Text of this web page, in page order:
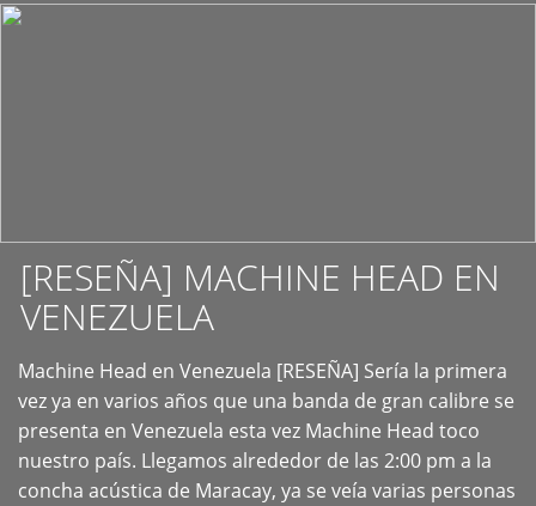
[RESEÑA] MACHINE HEAD EN
VENEZUELA
Machine Head en Venezuela [RESEÑA] Sería la primera
vez ya en varios años que una banda de gran calibre se
presenta en Venezuela esta vez Machine Head toco
nuestro país. Llegamos alrededor de las 2:00 pm a la
concha acústica de Maracay, ya se veía varias personas
+